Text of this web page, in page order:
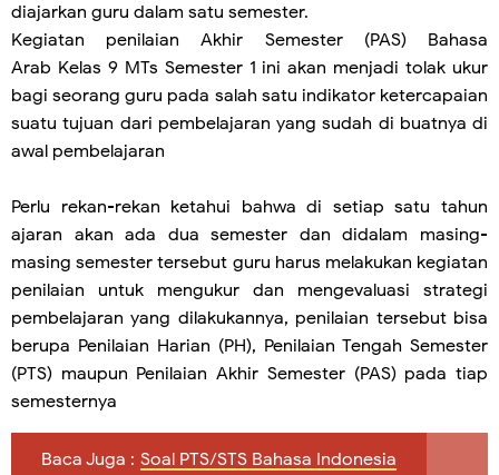
diajarkan guru dalam satu semester.
Kegiatan penilaian Akhir Semester (PAS) Bahasa
Arab Kelas 9 MTs Semester 1 ini akan menjadi tolak ukur
bagi seorang guru pada salah satu indikator ketercapaian
suatu tujuan dari pembelajaran yang sudah di buatnya di
awal pembelajaran
Perlu rekan-rekan ketahui bahwa di setiap satu tahun
ajaran akan ada dua semester dan didalam masing-
masing semester tersebut guru harus melakukan kegiatan
penilaian untuk mengukur dan mengevaluasi strategi
pembelajaran yang dilakukannya, penilaian tersebut bisa
berupa Penilaian Harian (PH), Penilaian Tengah Semester
(PTS) maupun Penilaian Akhir Semester (PAS) pada tiap
semesternya
Baca Juga : Soal PTS/STS Bahasa Indonesia